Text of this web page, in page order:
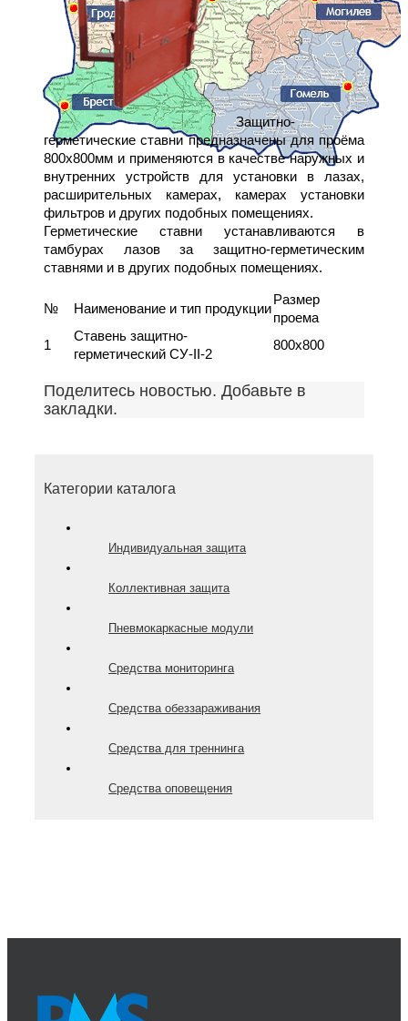
Защитно-
герметические ставни предназначены для проёма
800х800мм и применяются в качестве наружных и
внутренних устройств для установки в лазах,
расширительных камерах, камерах установки
фильтров и других подобных помещениях.
Герметические ставни устанавливаются в
тамбурах лазов за защитно-герметическим
ставнями и в других подобных помещениях.
№ Наименование и тип продукции
Размер
проема
1
Ставень защитно-
герметический СУ-II-2
800х800
Поделитесь новостью. Добавьте в
закладки.
Категории каталога
Индивидуальная защита
Коллективная защита
Пневмокаркасные модули
Средства мониторинга
Средства обеззараживания
Средства для треннинга
Средства оповещения